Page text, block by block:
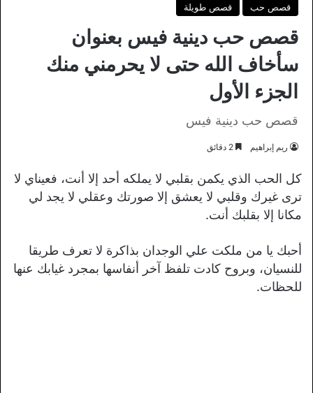
قصص حب قصص طويلة
قصص حب دينية فيس بعنوان
سأخاف الله حتى لا يحرمني منك
الجزء الأول
قصص حب دينية فيس
ريم إبراهيم
كل الحب الذي يكمن بقلبي لا يملكه أحد إلا أنت، فعيناي لا
ترى غيرك وقلبي لا يعشق إلا صورتك وعقلي لا يجد لي
مكانا إلا بقلبك أنت.
أحبك يا من ملكت علي الوجدان بذاكرة لا تعرف طريقا
للنسيان، وبروح كادت تلفظ آخر أنفاسها بمجرد غيابك عنها
للحظات.